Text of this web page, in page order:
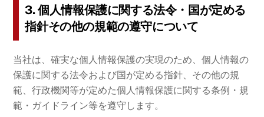
3. 個人情報保護に関する法令・国が定める
指針その他の規範の遵守について
当社は、確実な個人情報保護の実現のため、個人情報の
保護に関する法令および国が定める指針、その他の規
範、行政機関等が定めた個人情報保護に関する条例・規
範・ガイドライン等を遵守します。